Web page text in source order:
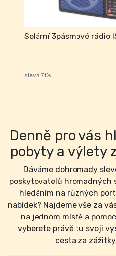
Solární 3pásmové rádio
sleva 71%
Denně pro vás
pobyty a výlety
Dáváme dohromady
poskytovatelů hromadných
hledáním na různých
nabídek? Najdeme vše za
na jednom místě a
vyberete právě tu svoji
cesta za